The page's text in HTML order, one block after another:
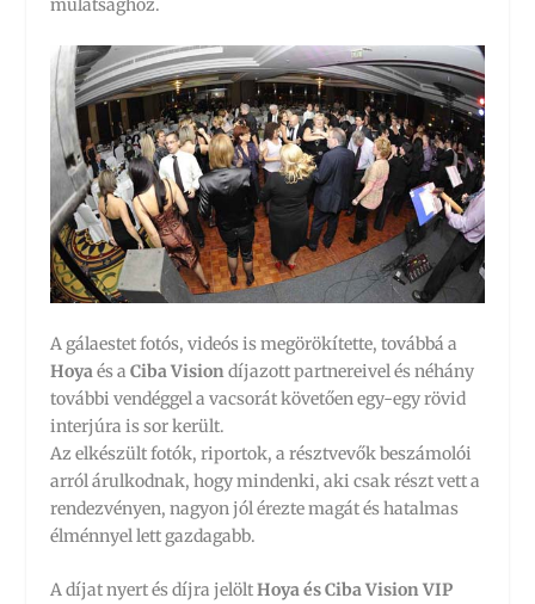
mulatsághoz.
A gálaestet fotós, videós is megörökítette, továbbá a
Hoyaés aCiba Visiondíjazott partnereivel és néhány
további vendéggel a vacsorát követően egy-egy rövid
interjúra is sor került.
Az elkészült fotók, riportok, a résztvevők beszámolói
arról árulkodnak, hogy mindenki, aki csak részt vett a
rendezvényen, nagyon jól érezte magát és hatalmas
élménnyel lett gazdagabb.
A díjat nyert és díjra jelöltHoya és Ciba Vision VIP